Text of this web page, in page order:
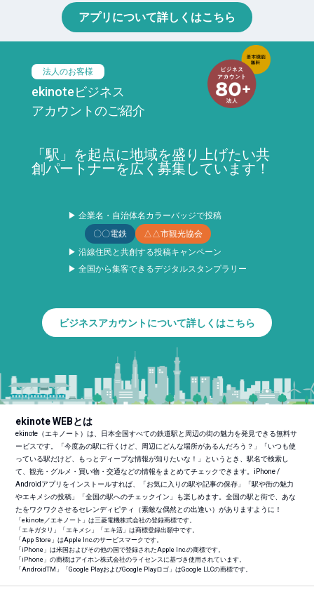
アプリについて詳しくはこちら
法人のお客様
ekinoteビジネス
アカウントのご紹介
「駅」を起点に地域を盛り上げたい共
創パートナーを広く募集しています！
▶ 企業名・自治体名カラーバッジで投稿
〇〇電鉄
△△市観光協会
▶ 沿線住民と共創する投稿キャンペーン
▶ 全国から集客できるデジタルスタンプラリー
ビジネスアカウントについて詳しくはこちら
ekinote WEBとは
ekinote（エキノート）は、日本全国すべての鉄道駅と周辺の街の魅力を発見できる無料サ
ービスです。「今度あの駅に行くけど、周辺にどんな場所があるんだろう？」「いつも使
っている駅だけど、もっとディープな情報が知りたいな！」というとき、駅名で検索し
て、観光・グルメ・買い物・交通などの情報をまとめてチェックできます。iPhone /
Androidアプリをインストールすれば、「お気に入りの駅や記事の保存」「駅や街の魅力
やエキメシの投稿」「全国の駅へのチェックイン」も楽しめます。全国の駅と街で、あな
たをワクワクさせるセレンディピティ（素敵な偶然との出逢い）がありますように！
「ekinote／エキノート」は三菱電機株式会社の登録商標です。
「エキガタリ」「エキメシ」「エキ活」は商標登録出願中です。
「App Store」はApple Inc.のサービスマークです。
「iPhone」は米国およびその他の国で登録されたApple Inc.の商標です。
「iPhone」の商標はアイホン株式会社のライセンスに基づき使用されています。
「AndroidTM 」「Google PlayおよびGoogle Playロゴ」はGoogle LLCの商標です。